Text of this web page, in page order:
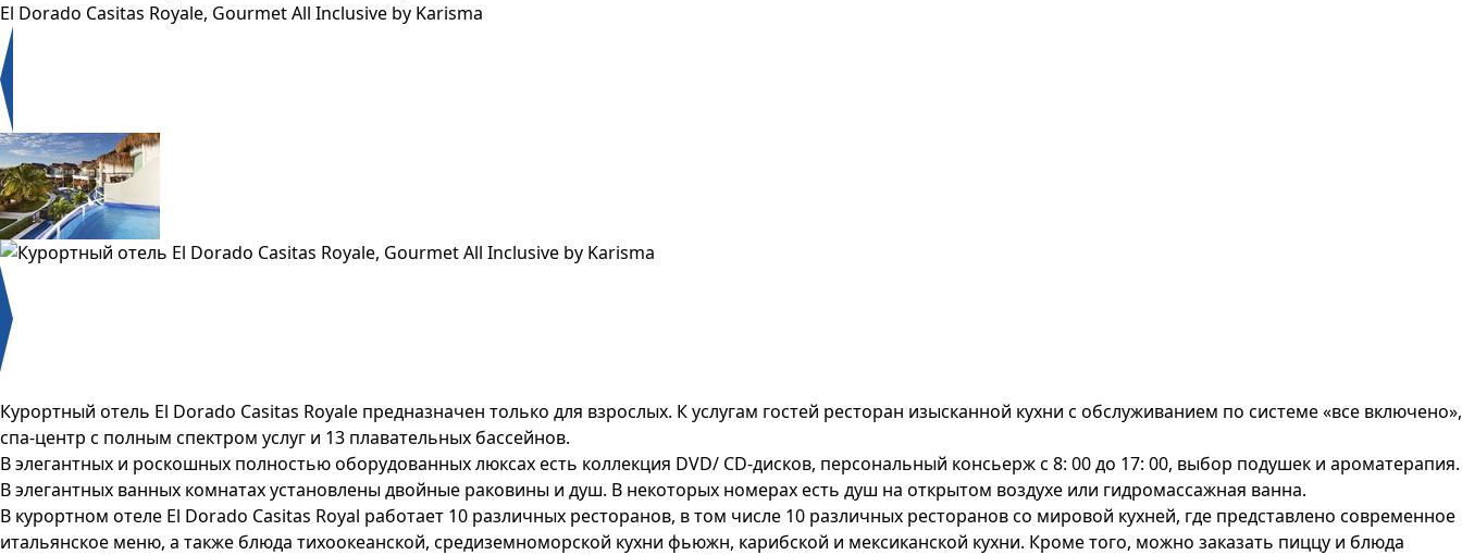
El Dorado Casitas Royale, Gourmet All Inclusive by Karisma
Курортный отель El Dorado Casitas Royale предназначен только для взрослых. К услугам гостей ресторан изысканной кухни с обслуживанием по системе «все включено»,
спа-центр с полным спектром услуг и 13 плавательных бассейнов.
В элегантных и роскошных полностью оборудованных люксах есть коллекция DVD/ CD-дисков, персональный консьерж с 8: 00 до 17: 00, выбор подушек и ароматерапия.
В элегантных ванных комнатах установлены двойные раковины и душ. В некоторых номерах есть душ на открытом воздухе или гидромассажная ванна.
В курортном отеле El Dorado Casitas Royal работает 10 различных ресторанов, в том числе 10 различных ресторанов со мировой кухней, где представлено современное
итальянское меню, а также блюда тихоокеанской, средиземноморской кухни фьюжн, карибской и мексиканской кухни. Кроме того, можно заказать пиццу и блюда